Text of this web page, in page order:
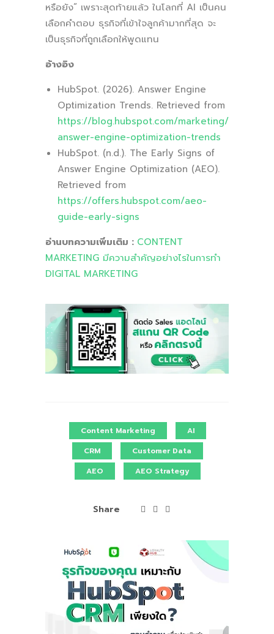
หรือยัง” เพราะสุดท้ายแล้ว ในโลกที่ AI เป็นคน
เลือกคำตอบ ธุรกิจที่เข้าใจลูกค้ามากที่สุด จะ
เป็นธุรกิจที่ถูกเลือกให้พูดแทน
อ้างอิง
HubSpot. (2026). Answer Engine
Optimization Trends. Retrieved from
https://blog.hubspot.com/marketing/
answer-engine-optimization-trends
HubSpot. (n.d.). The Early Signs of
Answer Engine Optimization (AEO).
Retrieved from
https://offers.hubspot.com/aeo-
guide-early-signs
อ่านบทความเพิ่มเติม : CONTENT
MARKETING มีความสำคัญอย่างไรในการทำ
DIGITAL MARKETING
Content Marketing
AI
CRM
Customer Data
AEO
AEO Strategy
Share